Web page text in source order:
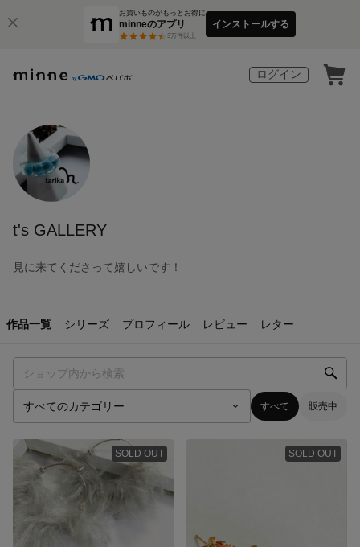
お買いものがもっとお得に
minneのアプリ
3万件以上
インストールする
ログイン
t's GALLERY
見に来てくださって嬉しいです！
作品一覧 シリーズ プロフィール レビュー レター
すべて 販売中
SOLD OUT SOLD OUT